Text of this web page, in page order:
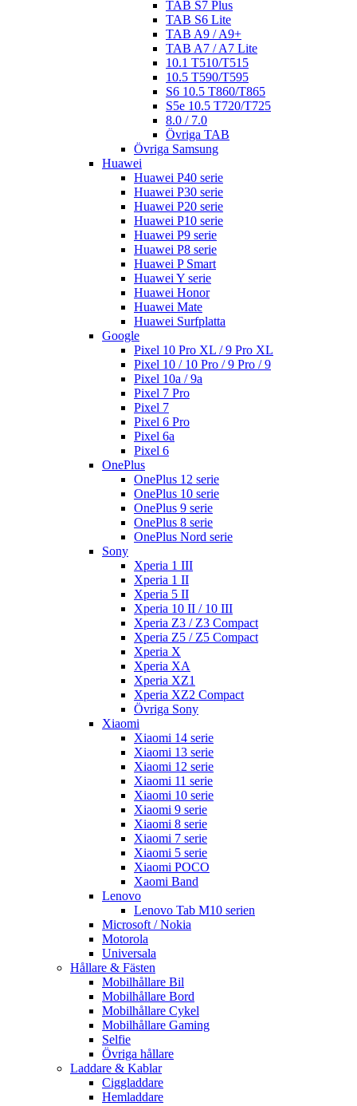
TAB S7 Plus
TAB S6 Lite
TAB A9 / A9+
TAB A7 / A7 Lite
10.1 T510/T515
10.5 T590/T595
S6 10.5 T860/T865
S5e 10.5 T720/T725
8.0 / 7.0
Övriga TAB
Övriga Samsung
Huawei
Huawei P40 serie
Huawei P30 serie
Huawei P20 serie
Huawei P10 serie
Huawei P9 serie
Huawei P8 serie
Huawei P Smart
Huawei Y serie
Huawei Honor
Huawei Mate
Huawei Surfplatta
Google
Pixel 10 Pro XL / 9 Pro XL
Pixel 10 / 10 Pro / 9 Pro / 9
Pixel 10a / 9a
Pixel 7 Pro
Pixel 7
Pixel 6 Pro
Pixel 6a
Pixel 6
OnePlus
OnePlus 12 serie
OnePlus 10 serie
OnePlus 9 serie
OnePlus 8 serie
OnePlus Nord serie
Sony
Xperia 1 III
Xperia 1 II
Xperia 5 II
Xperia 10 II / 10 III
Xperia Z3 / Z3 Compact
Xperia Z5 / Z5 Compact
Xperia X
Xperia XA
Xperia XZ1
Xperia XZ2 Compact
Övriga Sony
Xiaomi
Xiaomi 14 serie
Xiaomi 13 serie
Xiaomi 12 serie
Xiaomi 11 serie
Xiaomi 10 serie
Xiaomi 9 serie
Xiaomi 8 serie
Xiaomi 7 serie
Xiaomi 5 serie
Xiaomi POCO
Xaomi Band
Lenovo
Lenovo Tab M10 serien
Microsoft / Nokia
Motorola
Universala
Hållare & Fästen
Mobilhållare Bil
Mobilhållare Bord
Mobilhållare Cykel
Mobilhållare Gaming
Selfie
Övriga hållare
Laddare & Kablar
Ciggladdare
Hemladdare